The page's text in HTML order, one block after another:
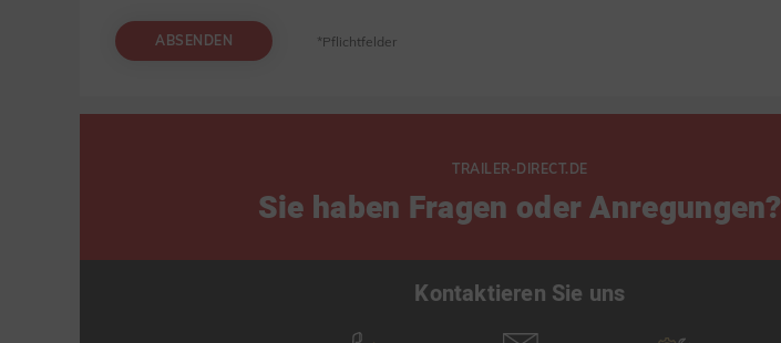
ABSENDEN *Pflichtfelder
TRAILER-DIRECT.DE
Sie haben Fragen oder Anregungen?
Kontaktieren Sie uns